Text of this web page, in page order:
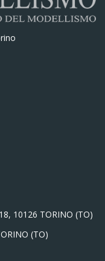
10126 TORINO (TO)
(TO)